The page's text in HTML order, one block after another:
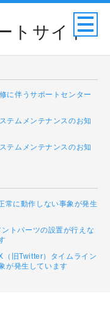
トサイト
に伴うサポートセンター
テムメンテナンスのお知
テムメンテナンスのお知
常に動作しない事象が発生
トパーツの設置が行えな
（旧Twitter）タイムライン
が発生しています